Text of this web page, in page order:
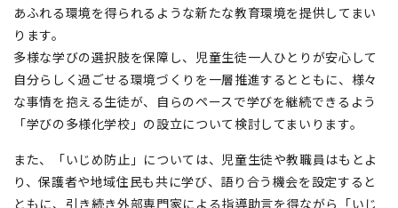
あふれる環境を得られるような新たな教育環境を提供してまい
ります。
多様な学びの選択肢を保障し、児童生徒一人ひとりが安心して
自分らしく過ごせる環境づくりを一層推進するとともに、様々
な事情を抱える生徒が、自らのペースで学びを継続できるよう
「学びの多様化学校」の設立について検討してまいります。
また、「いじめ防止」については、児童生徒や教職員はもとよ
り、保護者や地域住民も共に学び、語り合う機会を設定すると
ともに、引き続き外部専門家による指導助言を得ながら「いじ